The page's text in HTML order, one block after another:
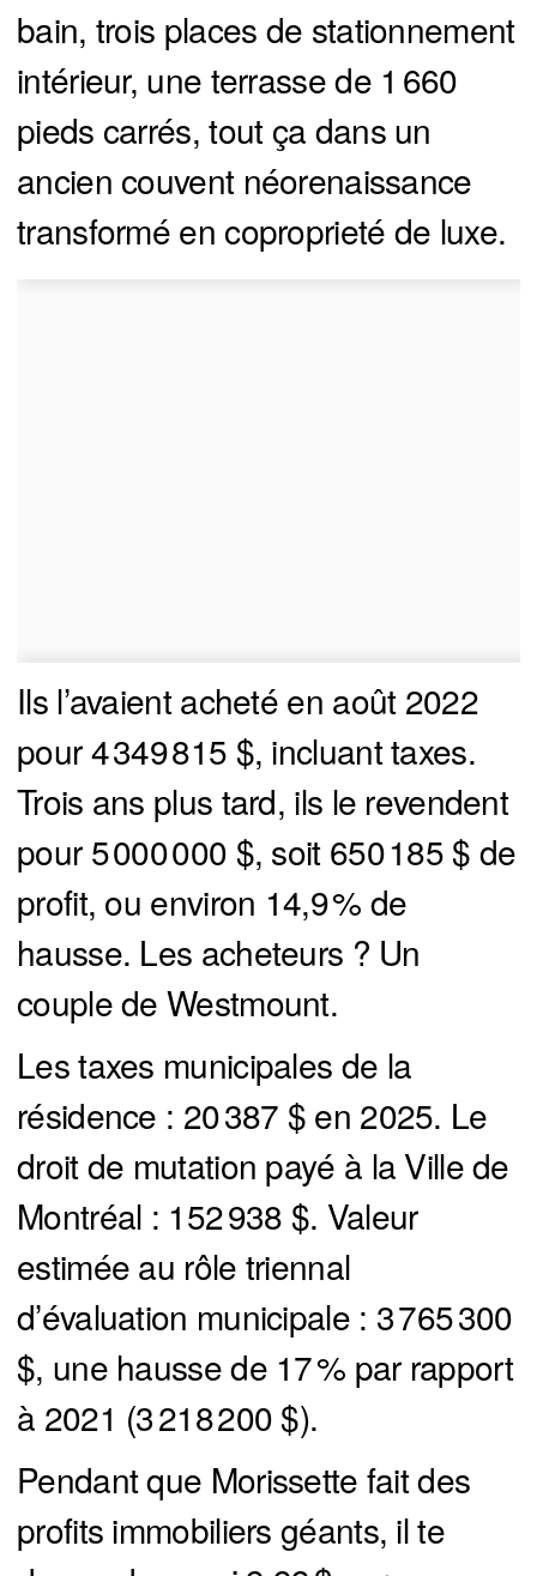
bain, trois places de stationnement
intérieur, une terrasse de 1 660
pieds carrés, tout ça dans un
ancien couvent néorenaissance
transformé en coproprieté de luxe.
Ils l’avaient acheté en août 2022
pour 4 349 815 $, incluant taxes.
Trois ans plus tard, ils le revendent
pour 5 000 000 $, soit 650 185 $ de
profit, ou environ 14,9 % de
hausse. Les acheteurs ? Un
couple de Westmount.
Les taxes municipales de la
résidence : 20 387 $ en 2025. Le
droit de mutation payé à la Ville de
Montréal : 152 938 $. Valeur
estimée au rôle triennal
d’évaluation municipale : 3 765 300
$, une hausse de 17 % par rapport
à 2021 (3 218 200 $).
Pendant que Morissette fait des
profits immobiliers géants, il te